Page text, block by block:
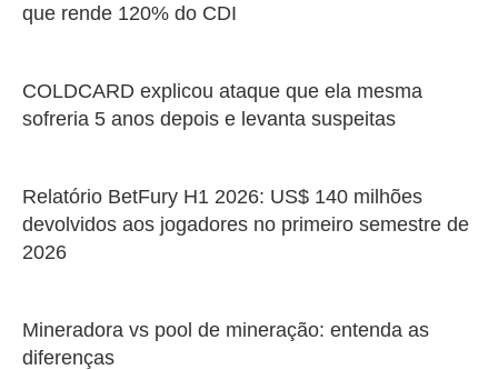
que rende 120% do CDI
COLDCARD explicou ataque que ela mesma
sofreria 5 anos depois e levanta suspeitas
Relatório BetFury H1 2026: US$ 140 milhões
devolvidos aos jogadores no primeiro semestre de
2026
Mineradora vs pool de mineração: entenda as
diferenças